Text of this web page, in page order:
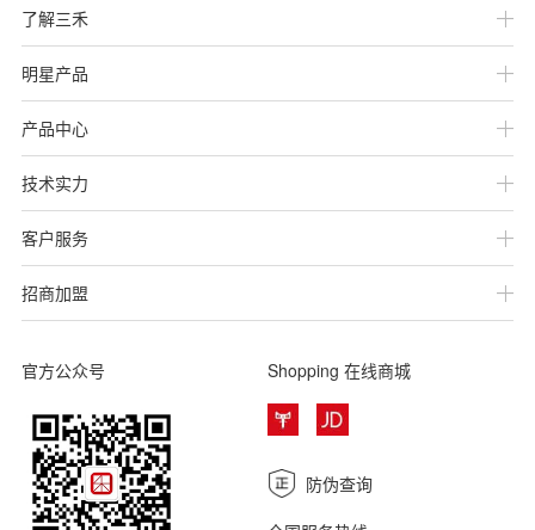
了解三禾
明星产品
产品中心
技术实力
客户服务
招商加盟
官方公众号 Shopping 在线商城
防伪查询